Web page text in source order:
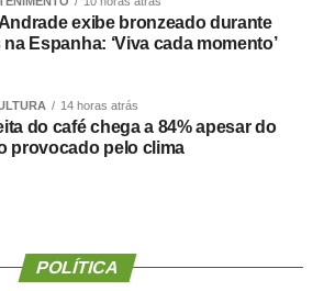
fato, fizemos um concurso histórico,
que o Juca nos deu para
com qualidade e segurança,
com muita transparência”, declarou o
Juca reforçou a importância da
para todos os candidatos.
exibe bronzeado durante
na Espanha: ‘Viva cada momento’
14 horas atrás
do café chega a 84% apesar do
provocado pelo clima
POLÍTICA